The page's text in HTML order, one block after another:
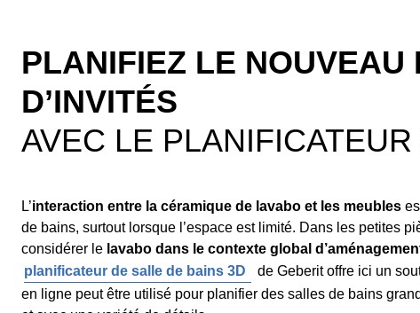
PLANIFIEZ LE
D’INVITÉS
AVEC LE PLANIFICATEUR
L’interaction entre la céramique de lavabo et les meubles
de bains, surtout lorsque l’espace est limité. Dans les petites
considérer le lavabo dans le contexte global
planificateur de salle de bains 3D
de Geberit offre ici un
en ligne peut être utilisé pour planifier des salles de bains